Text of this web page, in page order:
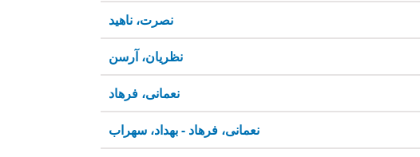
نصرت، ناهید
نظریان، آرسن
نعمانی، فرهاد
نعمانی، فرهاد - بهداد، سهراب